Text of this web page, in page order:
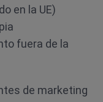
en la UE)
fuera de la
de marketing